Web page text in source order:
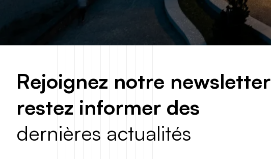
Rejoignez notre newsletter
restez informer des
dernières actualités